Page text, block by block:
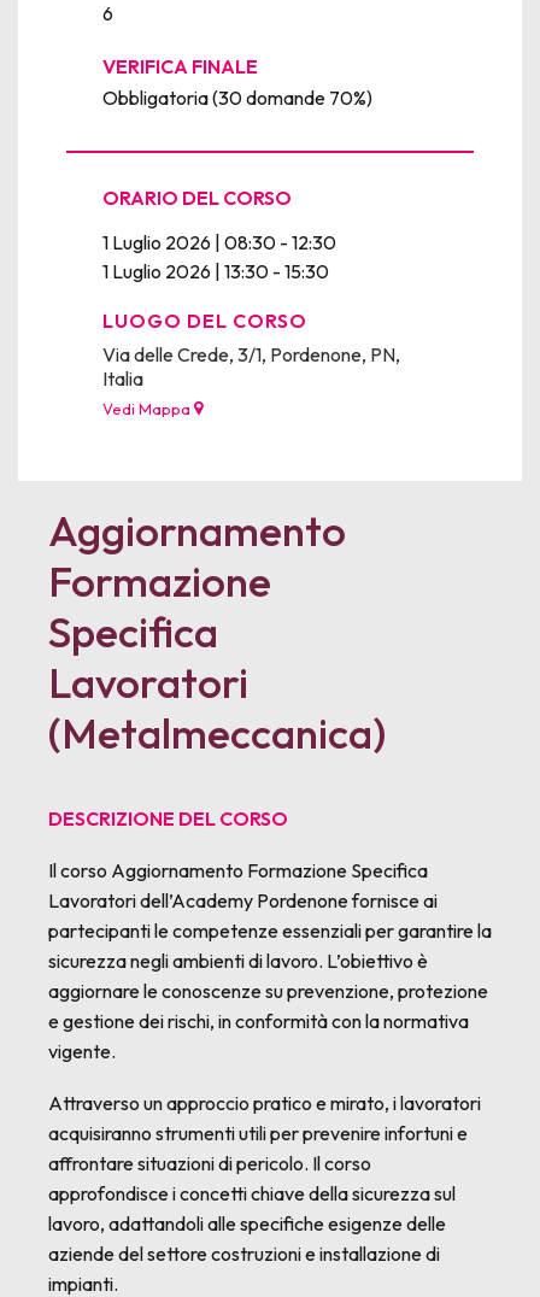
6
VERIFICA FINALE
Obbligatoria (30 domande 70%)
ORARIO DEL CORSO
1 Luglio 2026 | 08:30 - 12:30
1 Luglio 2026 | 13:30 - 15:30
LUOGO DEL CORSO
Via delle Crede, 3/1, Pordenone, PN,
Italia
Vedi Mappa
Aggiornamento
Formazione
Specifica
Lavoratori
(Metalmeccanica)
DESCRIZIONE DEL CORSO
Il corso Aggiornamento Formazione Specifica
Lavoratori dell’Academy Pordenone fornisce ai
partecipanti le competenze essenziali per garantire la
sicurezza negli ambienti di lavoro. L’obiettivo è
aggiornare le conoscenze su prevenzione, protezione
e gestione dei rischi, in conformità con la normativa
vigente.
Attraverso un approccio pratico e mirato, i lavoratori
acquisiranno strumenti utili per prevenire infortuni e
affrontare situazioni di pericolo. Il corso
approfondisce i concetti chiave della sicurezza sul
lavoro, adattandoli alle specifiche esigenze delle
aziende del settore costruzioni e installazione di
impianti.